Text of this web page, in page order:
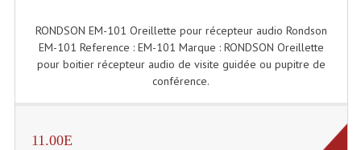
Selecteurs Audio Vidéo
Amplificateurs
RONDSON EM-101 Oreillette pour récepteur audio Rondson
EM-101 Reference : EM-101 Marque : RONDSON Oreillette
pour boitier récepteur audio de visite guidée ou pupitre de
conférence.
11.00E